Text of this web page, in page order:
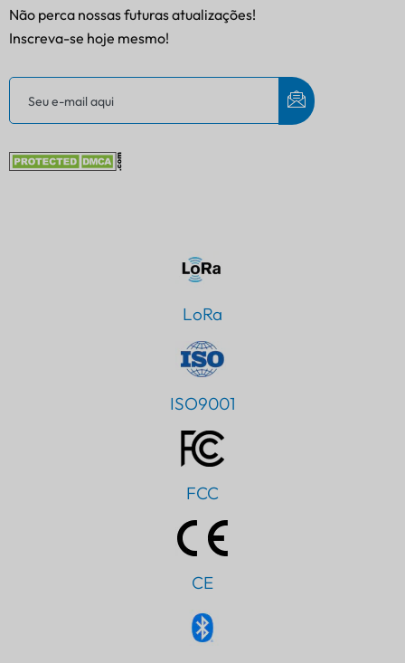
Não perca nossas futuras atualizações!
Inscreva-se hoje mesmo!
LoRa
ISO9001
FCC
CE